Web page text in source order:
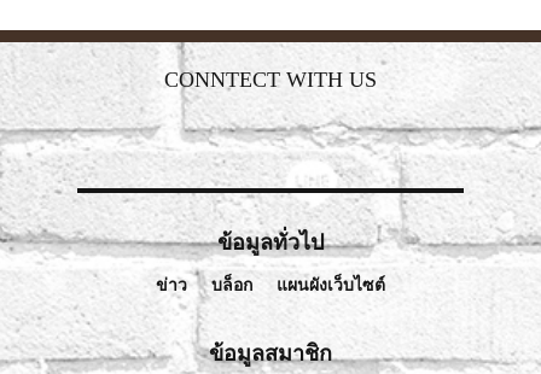
CONNTECT WITH US
ข้อมูลทั่วไป
ข่าว บล็อก แผนผังเว็บไซต์
ข้อมูลสมาชิก